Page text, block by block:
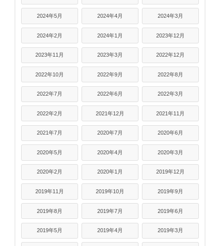
2024年5月 2024年4月 2024年3月
2024年2月 2024年1月 2023年12月
2023年11月 2023年3月 2022年12月
2022年10月 2022年9月 2022年8月
2022年7月 2022年6月 2022年3月
2022年2月 2021年12月 2021年11月
2021年7月 2020年7月 2020年6月
2020年5月 2020年4月 2020年3月
2020年2月 2020年1月 2019年12月
2019年11月 2019年10月 2019年9月
2019年8月 2019年7月 2019年6月
2019年5月 2019年4月 2019年3月